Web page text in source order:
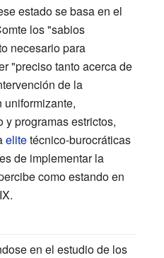
estado se basa en el
los "sabios
necesario para
"preciso tanto acerca de
de la
programas estrictos,
elitetécnico-burocráticas
de implementar la
como estando en
en el estudio de los